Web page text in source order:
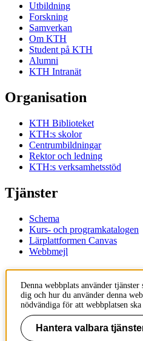
Utbildning
Forskning
Samverkan
Om KTH
Student på KTH
Alumni
KTH Intranät
Organisation
KTH Biblioteket
KTH:s skolor
Centrumbildningar
Rektor och ledning
KTH:s verksamhetsstöd
Tjänster
Schema
Kurs- och programkatalogen
Lärplattformen Canvas
Webbmejl
Kontakt
KTH
100 44 Stockholm
+46 8 790 60 00
Denna webbplats använder
dig och hur du använder denna
nödvändiga för att webbplatsen
Hantera valbara